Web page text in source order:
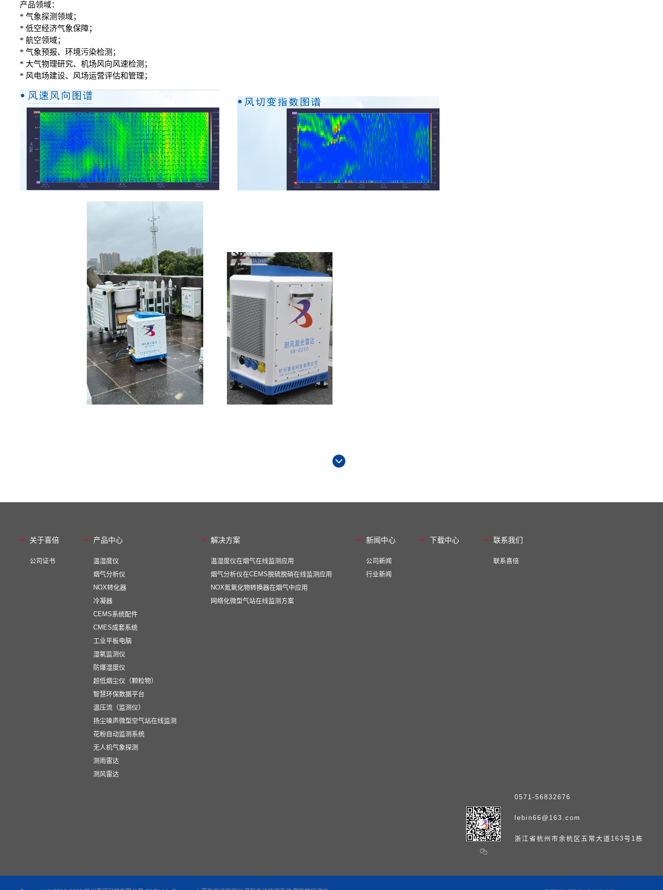
产品领域：
* 气象探测领域；
* 低空经济气象保障；
* 航空领域；
* 气象预报、环境污染检测；
* 大气物理研究、机场风向风速检测；
* 风电场建设、风场运营评估和管理；
关于喜倍
公司证书
产品中心
温湿度仪
烟气分析仪
NOX转化器
冷凝器
CEMS系统配件
CMES成套系统
工业平板电脑
湿氧监测仪
防爆湿度仪
超低烟尘仪（颗粒物）
智慧环保数据平台
温压流（监测仪）
扬尘噪声微型空气站在线监测
花粉自动监测系统
无人机气象探测
测雨雷达
测风雷达
解决方案
温湿度仪在烟气在线监测应用
烟气分析仪在CEMS脱硫脱硝在线监测应用
NOX氮氧化物转换器在烟气中应用
网络化微型气站在线监测方案
新闻中心
公司新闻
行业新闻
下载中心 联系我们
联系喜倍
0571-56832676
lebin66@163.com
浙江省杭州市余杭区五常大道163号1栋